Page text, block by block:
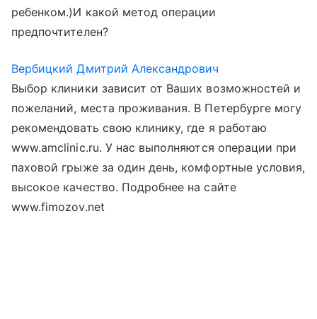
ребенком.)И какой метод операции
предпочтителен?
Вербицкий Дмитрий Александрович
Выбор клиники зависит от Ваших возможностей и
пожеланий, места проживания. В Петербурге могу
рекомендовать свою клинику, где я работаю
www.amclinic.ru. У нас выполняются операции при
паховой грыже за один день, комфортные условия,
высокое качество. Подробнее на сайте
www.fimozov.net